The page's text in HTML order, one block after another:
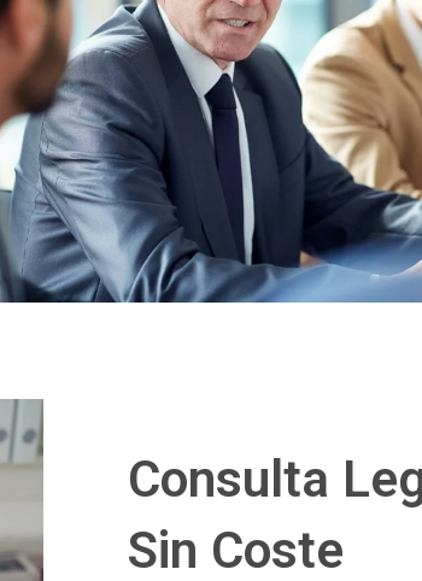
Consulta
Sin Coste